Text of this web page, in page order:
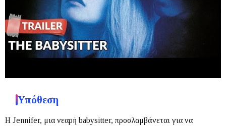
Υπόθεση
Η Jennifer, μια νεαρή babysitter, προσλαμβάνεται για να